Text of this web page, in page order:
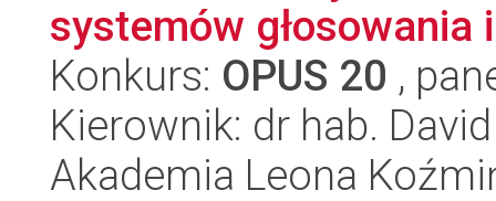
systemów głosowania
Konkurs: OPUS 20 ,
Kierownik: dr hab.
Akademia Leona